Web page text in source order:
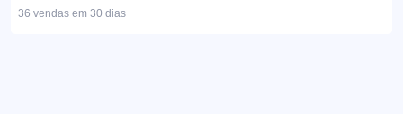
36 vendas em 30 dias